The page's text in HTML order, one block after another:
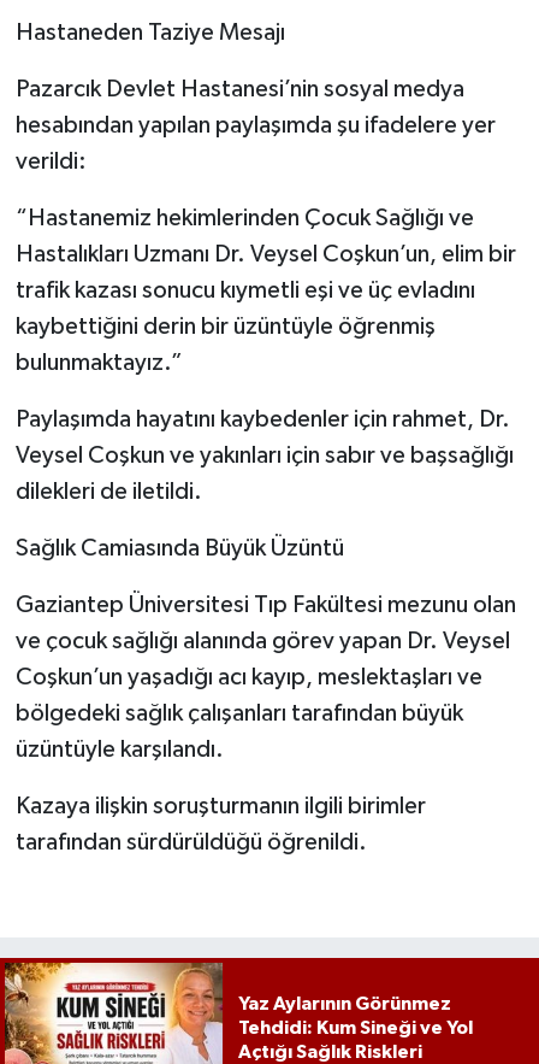
Hastaneden Taziye Mesajı
Pazarcık Devlet Hastanesi’nin sosyal medya
hesabından yapılan paylaşımda şu ifadelere yer
verildi:
“Hastanemiz hekimlerinden Çocuk Sağlığı ve
Hastalıkları Uzmanı Dr. Veysel Coşkun’un, elim bir
trafik kazası sonucu kıymetli eşi ve üç evladını
kaybettiğini derin bir üzüntüyle öğrenmiş
bulunmaktayız.”
Paylaşımda hayatını kaybedenler için rahmet, Dr.
Veysel Coşkun ve yakınları için sabır ve başsağlığı
dilekleri de iletildi.
Sağlık Camiasında Büyük Üzüntü
Gaziantep Üniversitesi Tıp Fakültesi mezunu olan
ve çocuk sağlığı alanında görev yapan Dr. Veysel
Coşkun’un yaşadığı acı kayıp, meslektaşları ve
bölgedeki sağlık çalışanları tarafından büyük
üzüntüyle karşılandı.
Kazaya ilişkin soruşturmanın ilgili birimler
tarafından sürdürüldüğü öğrenildi.
Yaz Aylarının Görünmez
Tehdidi: Kum Sineği ve Yol
Açtığı Sağlık Riskleri